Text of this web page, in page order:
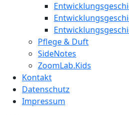
Pflege & Duft
SideNotes
ZoomLab.Kids
Kontakt
Datenschutz
Impressum